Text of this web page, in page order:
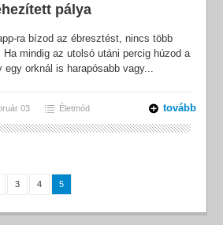
pálya
ra bízod az ébresztést, nincs több
mindig az utolsó utáni percig húzod a
orknál is harapósabb vagy...
03 Életmód tovább
3 4 5